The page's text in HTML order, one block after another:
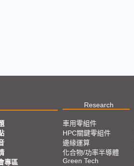
Research
專區
車用零組件
HPC關鍵零組件
邊緣運算
化合物/功率半導體
Green Tech